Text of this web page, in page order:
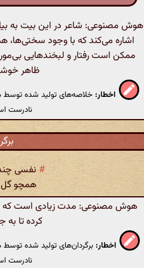
هوش مصنوعی: شاعر در این بیت به
اشاره می‌کند که با وجود سختی‌ها،
ممکن است رفتار و لبخندهایی
ظاهر
اخطار: خلاصه‌های تولید شده توسط
نادرست
# نفسی
همچو گل
هوش مصنوعی: مدت زیادی است که در
کرده تا
اخطار: برگردان‌های تولید شده توسط
نادرست